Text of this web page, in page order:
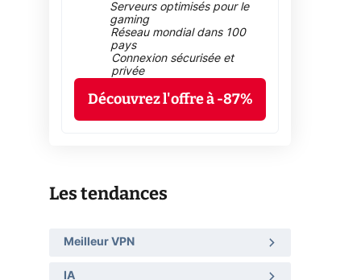
Serveurs optimisés pour le
gaming
Réseau mondial dans 100
pays
Connexion sécurisée et
privée
Découvrez l'offre à -87%
Les tendances
Meilleur VPN
IA